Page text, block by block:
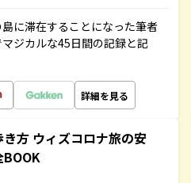
に滞在することになった筆者
ジカルな45日間の記録と記
詳細を見る
方 ウィズコロナ旅の安